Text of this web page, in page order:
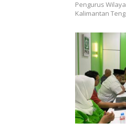
Pengurus
Kalimantan